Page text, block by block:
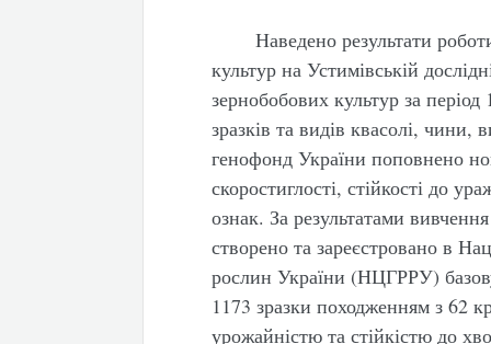
Наведено результати
культур на Устимівській
зернобобових культур за
зразків та видів квасолі,
генофонд України поповнено
скоростиглості, стійкості до
ознак. За результатами
створено та зареєстровано в
рослин України (НЦГРРУ)
1173 зразки походженням з 62
урожайністю та стійкістю до